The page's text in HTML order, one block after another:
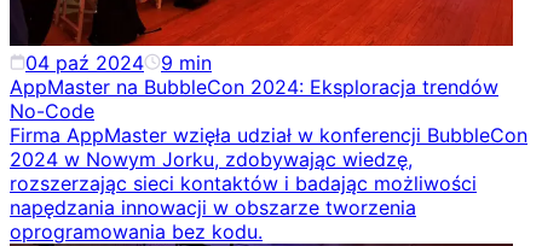
04 paź 2024 9 min
AppMaster na BubbleCon 2024: Eksploracja trendów
No-Code
Firma AppMaster wzięła udział w konferencji BubbleCon
2024 w Nowym Jorku, zdobywając wiedzę,
rozszerzając sieci kontaktów i badając możliwości
napędzania innowacji w obszarze tworzenia
oprogramowania bez kodu.